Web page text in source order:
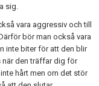
sig.
vara aggressiv och till
bör man också vara
inte biter för att den blir
när den träffar dig för
hårt men om det stör